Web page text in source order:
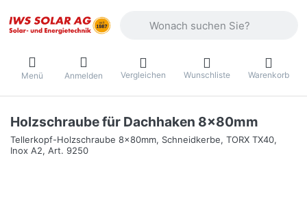
Menü Anmelden Vergleichen Wunschliste Warenkorb
Holzschraube für Dachhaken 8x80mm
Tellerkopf-Holzschraube 8x80mm, Schneidkerbe, TORX TX40,
Inox A2, Art. 9250